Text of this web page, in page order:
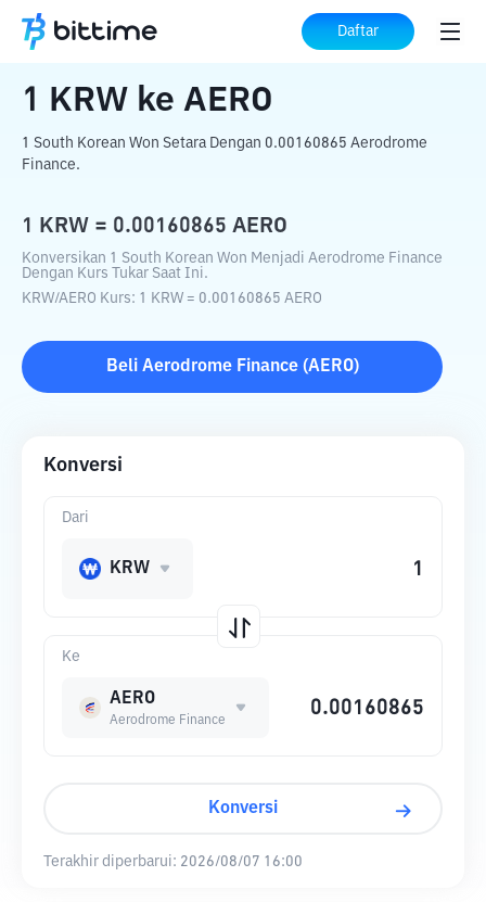
Daftar
Beranda Konverter Kripto ke AERO
1 KRW ke AERO
1 South Korean Won Setara Dengan 0.00160865 Aerodrome
Finance.
1 KRW = 0.00160865 AERO
Konversikan 1 South Korean Won Menjadi Aerodrome Finance
Dengan Kurs Tukar Saat Ini.
KRW/AERO Kurs: 1 KRW = 0.00160865 AERO
Beli Aerodrome Finance(AERO)
Konversi
Ke
AERO
Aerodrome Finance
Dari
KRW
Konversi
Terakhir diperbarui: 2026/08/07 16:00